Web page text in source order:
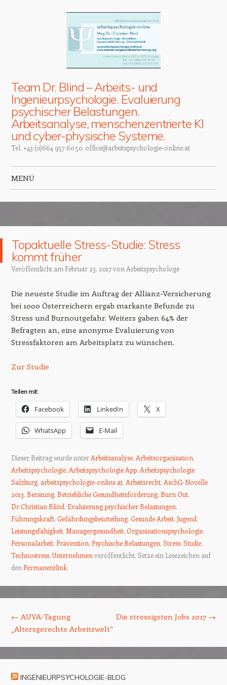
Team Dr. Blind – Arbeits- und
Ingenieurpsychologie. Evaluierung
psychischer Belastungen.
Arbeitsanalyse, menschenzentrierte KI
und cyber-physische Systeme.
Tel. +43 (0)664 957 60 50, office@arbeitspsychologie-online.at
MENÜ
Topaktuelle Stress-Studie: Stress
kommt früher
Veröffentlicht am Februar 23, 2017von Arbeitspsychologe
Die neueste Studie im Auftrag der Allianz-Versicherung
bei 1000 Österreichern ergab markante Befunde zu
Stress und Burnoutgefahr. Weiters gaben 64% der
Befragten an, eine anonyme Evaluierung von
Stressfaktoren am Arbeitsplatz zu wünschen.
Zur Studie
Teilen mit:
Facebook LinkedIn X
WhatsApp E-Mail
Dieser Beitrag wurde unter Arbeitsanalyse, Arbeitsorganisation,
Arbeitspsychologie, Arbeitspsychologie App, Arbeitspsychologie
Salzburg, arbeitspsychologie-online.at, Arbeitsrecht, AschG-Novelle
2013, Beratung, Betriebliche Gesundheitsförderung, Burn Out,
Dr.Christian Blind, Evaluierung psychischer Belastungen,
Führungskraft, Gefährdungsbeurteilung, Gesunde Arbeit, Jugend,
Leistungsfähigkeit, Managergesundheit, Organisationspsychologie,
Personalarbeit, Prävention, Psychische Belastungen, Stress, Studie,
Technostress,Unternehmen veröffentlicht. Setze ein Lesezeichen auf
den Permanentlink.
← AUVA-Tagung
„Altersgerechte Arbeitswelt“
Die stressigsten Jobs 2017 →
INGENIEURPSYCHOLOGIE-BLOG